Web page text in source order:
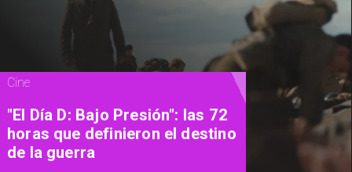
Magazine
Cinema Experience: el
restaurante que convierte las
películas en una experiencia
para vivir